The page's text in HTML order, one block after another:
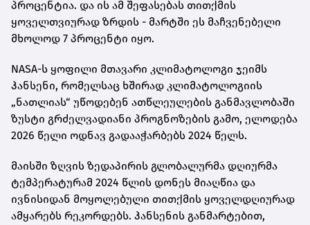
პროცენტია. და ის ამ შეფასებას თითქმის
ყოველთვიურად ზრდის - მარტში ეს მაჩვენებელი
მხოლოდ 7 პროცენტი იყო.
NASA-ს ყოფილი მთავარი კლიმატოლოგი ჯეიმს
ჰანსენი, რომელსაც ხშირად კლიმატოლოგიის
„ნათლიას“ უწოდებენ ათწლეულების განმავლობაში
ზუსტი გრძელვადიანი პროგნოზების გამო, ელოდება
2026 წელი ოდნავ გადააჭარბებს 2024 წელს.
მაისში ზღვის ზედაპირის გლობალურმა დღიურმა
ტემპერატურამ 2024 წლის დონეს მიაღწია და
ივნისიდან მოყოლებული თითქმის ყოველდღიურად
ამყარებს რეკორდებს. ჰანსენის განმარტებით,